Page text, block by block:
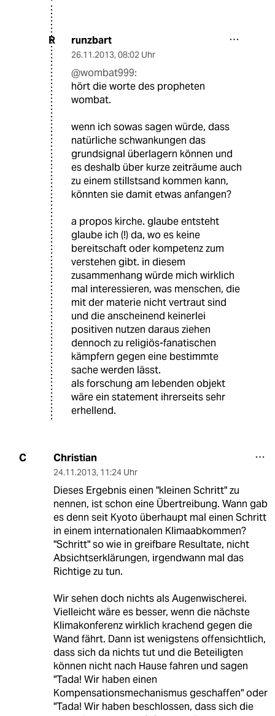
R runzbart
26.11.2013, 08:02 Uhr
@wombat999:
hört die worte des propheten
wombat.
wenn ich sowas sagen würde, dass
natürliche schwankungen das
grundsignal überlagern können und
es deshalb über kurze zeiträume auch
zu einem stillstsand kommen kann,
könnten sie damit etwas anfangen?
a propos kirche. glaube entsteht
glaube ich (!) da, wo es keine
bereitschaft oder kompetenz zum
verstehen gibt. in diesem
zusammenhang würde mich wirklich
mal interessieren, was menschen, die
mit der materie nicht vertraut sind
und die anscheinend keinerlei
positiven nutzen daraus ziehen
dennoch zu religiös-fanatischen
kämpfern gegen eine bestimmte
sache werden lässt.
als forschung am lebenden objekt
wäre ein statement ihrerseits sehr
erhellend.
C Christian
24.11.2013, 11:24 Uhr
Dieses Ergebnis einen "kleinen Schritt" zu
nennen, ist schon eine Übertreibung. Wann gab
es denn seit Kyoto überhaupt mal einen Schritt
in einem internationalen Klimaabkommen?
"Schritt" so wie in greifbare Resultate, nicht
Absichtserklärungen, irgendwann mal das
Richtige zu tun.
Wir sehen doch nichts als Augenwischerei.
Vielleicht wäre es besser, wenn die nächste
Klimakonferenz wirklich krachend gegen die
Wand fährt. Dann ist wenigstens offensichtlich,
dass sich da nichts tut und die Beteiligten
können nicht nach Hause fahren und sagen
"Tada! Wir haben einen
Kompensationsmechanismus geschaffen" oder
"Tada! Wir haben beschlossen, dass sich die